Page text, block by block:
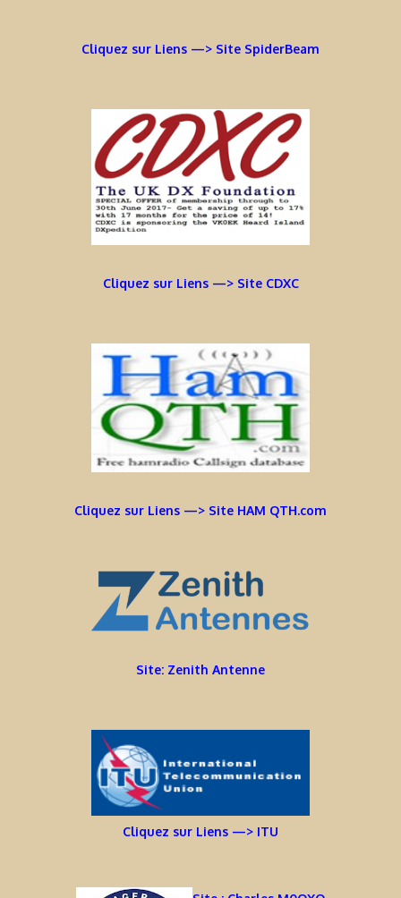
Cliquez sur Liens —> Site SpiderBeam
Cliquez sur Liens —> Site CDXC
Cliquez sur Liens —> Site HAM QTH.com
Site: Zenith Antenne
Cliquez sur Liens —> ITU